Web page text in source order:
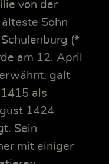
von der
Sohn
(*
am 12. April
galt
als
1424
Sein
mit einiger